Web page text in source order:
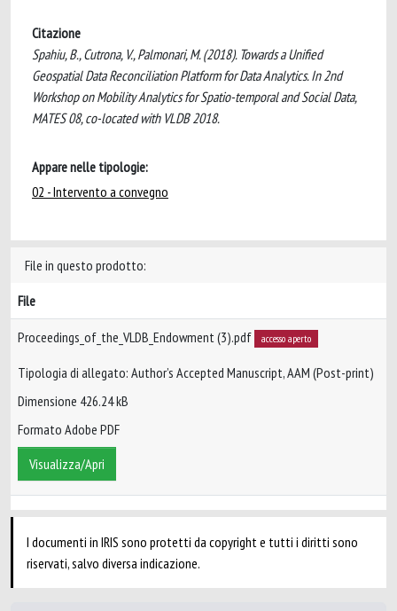
Citazione
Spahiu, B., Cutrona, V., Palmonari, M. (2018). Towards a Unified
Geospatial Data Reconciliation Platform for Data Analytics. In 2nd
Workshop on Mobility Analytics for Spatio-temporal and Social Data,
MATES 08, co-located with VLDB 2018.
Appare nelle tipologie:
02 - Intervento a convegno
File in questo prodotto:
File
Proceedings_of_the_VLDB_Endowment (3).pdf accesso aperto
Tipologia di allegato: Author’s Accepted Manuscript, AAM (Post-print)
Dimensione 426.24 kB
Formato Adobe PDF
Visualizza/Apri
I documenti in IRIS sono protetti da copyright e tutti i diritti sono
riservati, salvo diversa indicazione.